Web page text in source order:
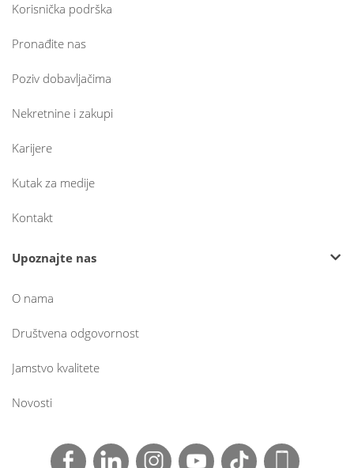
Korisnička podrška
Pronađite nas
Poziv dobavljačima
Nekretnine i zakupi
Karijere
Kutak za medije
Kontakt
Upoznajte nas
O nama
Društvena odgovornost
Jamstvo kvalitete
Novosti